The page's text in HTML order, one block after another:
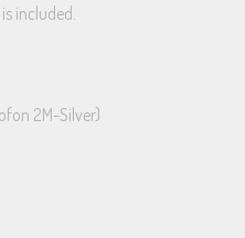
included.
2M-Silver)